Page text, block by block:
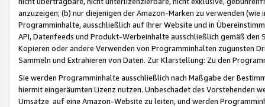
anzuzeigen; (b) nur diejenigen der Amazon-Marken zu verwenden
Programminhalte, ausschließlich auf Ihrer Website und in
API, Datenfeeds und Produkt-Werbeinhalte ausschließlich gemäß
Kopieren oder andere Verwenden von Programminhalten zugunsten
Sammeln und Extrahieren von Daten. Zur Klarstellung: Zu den
Sie werden Programminhalte ausschließlich nach Maßgabe der
hiermit eingeräumten Lizenz nutzen. Unbeschadet des Vorstehenden
Umsätze auf eine Amazon-Website zu leiten, und werden